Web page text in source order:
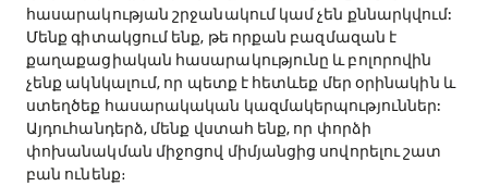
հասարակության շրջանակում կամ չեն քննարկվում:
Մենք գիտակցում ենք, թե որքան բազմազան է
քաղաքացիական հասարակությունը և բոլորովին
չենք ակնկալում, որ պետք է հետևեք մեր օրինակին և
ստեղծեք հասարակական կազմակերպություններ:
Այդուհանդերձ, մենք վստահ ենք, որ փորձի
փոխանակման միջոցով միմյանցից սովորելու շատ
բան ունենք։